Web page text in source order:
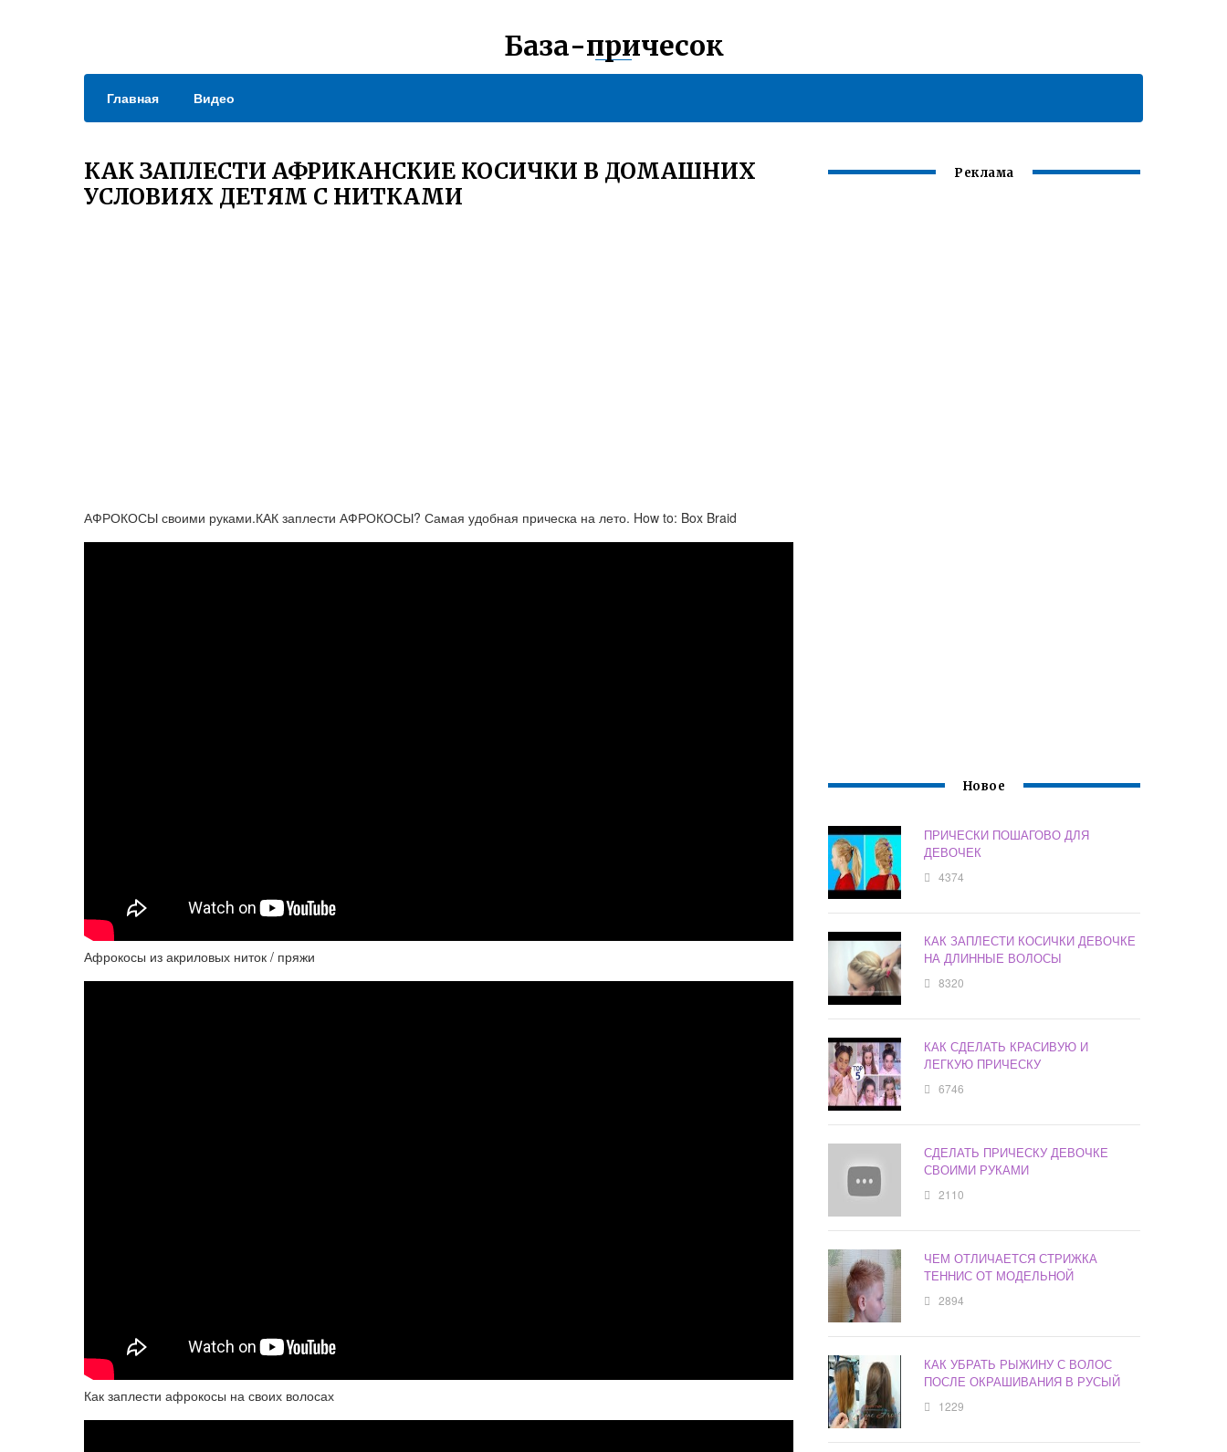
База-причесок
Главная Видео
КАК ЗАПЛЕСТИ АФРИКАНСКИЕ КОСИЧКИ В ДОМАШНИХ
УСЛОВИЯХ ДЕТЯМ С НИТКАМИ
АФРОКОСЫ своими руками.КАК заплести АФРОКОСЫ? Самая удобная прическа на лето. How to: Box Braid
Афрокосы из акриловых ниток / пряжи
Как заплести афрокосы на своих волосах
Реклама
Новое
ПРИЧЕСКИ ПОШАГОВО ДЛЯ
ДЕВОЧЕК
4374
КАК ЗАПЛЕСТИ КОСИЧКИ ДЕВОЧКЕ
НА ДЛИННЫЕ ВОЛОСЫ
8320
КАК СДЕЛАТЬ КРАСИВУЮ И
ЛЕГКУЮ ПРИЧЕСКУ
6746
СДЕЛАТЬ ПРИЧЕСКУ ДЕВОЧКЕ
СВОИМИ РУКАМИ
2110
ЧЕМ ОТЛИЧАЕТСЯ СТРИЖКА
ТЕННИС ОТ МОДЕЛЬНОЙ
2894
КАК УБРАТЬ РЫЖИНУ С ВОЛОС
ПОСЛЕ ОКРАШИВАНИЯ В РУСЫЙ
1229